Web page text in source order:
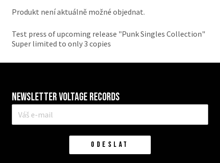
Produkt není aktuálně možné objednat.
Test press of upcoming release "Punk Singles Collection"
Super limited to only 3 copies
Newsletter VOLTAGE RECORDS
E-
mail
ODESLAT